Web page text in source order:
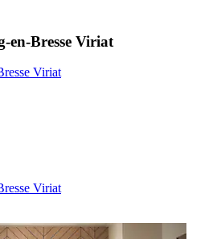
Bresse Viriat
Viriat
Viriat